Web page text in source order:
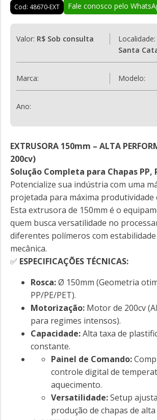
Cod: 48670-EXT Fale conosco pelo
Valor: R$ Sob consulta
Localidade:
Santa
Marca: Modelo:
Ano:
EXTRUSORA 150mm – ALTA
200cv)
Solução Completa para Chapas PP,
Potencialize sua indústria com uma
projetada para máxima produtividade
Esta extrusora de 150mm é o
quem busca versatilidade no
diferentes polímeros com
mecânica.
✅ ESPECIFICAÇÕES TÉCNICAS:
Rosca:Ø 150mm (Geometria
PP/PE/PET).
Motorização: Motor de 200cv
para regimes intensos).
Capacidade:Alta taxa de
constante.
Painel de Comando:
controle digital de
aquecimento.
Versatilidade:Setup
produção de chapas de